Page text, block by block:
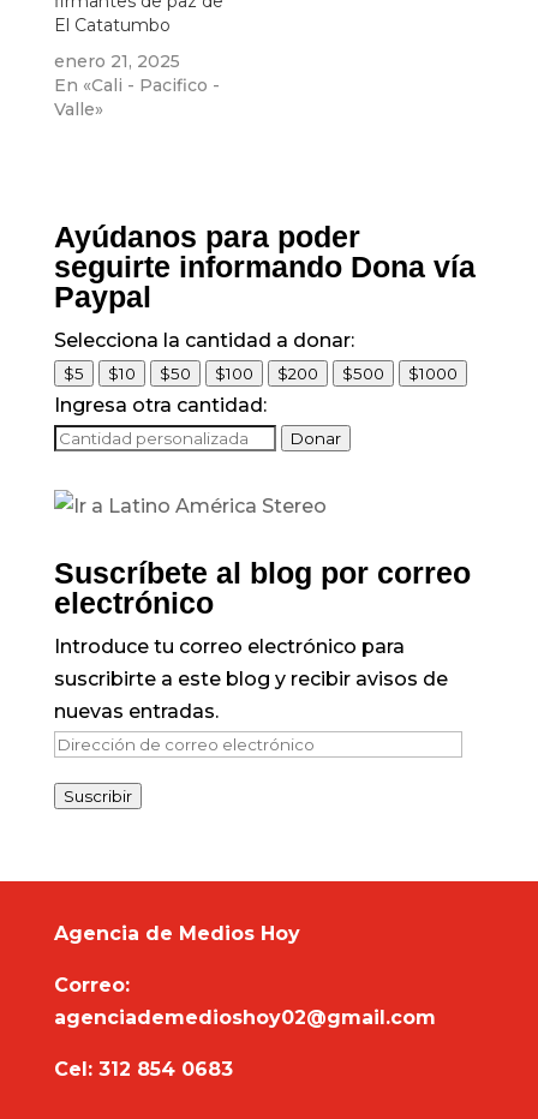
El Catatumbo
enero 21, 2025
En «Cali - Pacifico -
Valle»
Ayúdanos para poder
seguirte informando Dona vía
Paypal
Selecciona la cantidad a donar:
$5 $10 $50 $100 $200 $500 $1000
Ingresa otra cantidad:
Donar
Suscríbete al blog por correo
electrónico
Introduce tu correo electrónico para
suscribirte a este blog y recibir avisos de
nuevas entradas.
Dirección
correo
Suscribir
Agencia de Medios Hoy
Correo:
agenciademedioshoy02@gmail.com
Cel: 312 854 0683